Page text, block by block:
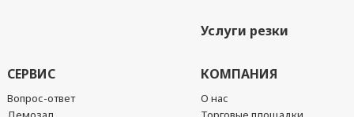
Услуги резки
СЕРВИС
Вопрос-ответ
КОМПАНИЯ
О нас